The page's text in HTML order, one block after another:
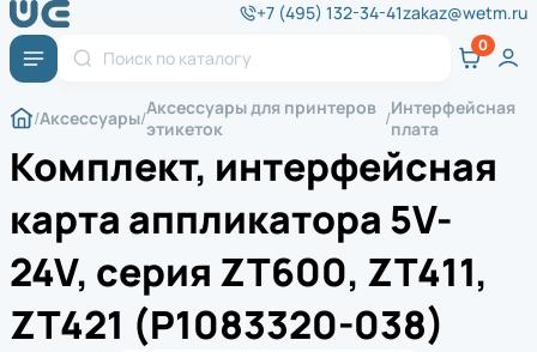
+7 (495) 132-34-41zakaz@wetm.ru
Аксессуары Аксессуары для принтеров
этикеток
Интерфейсная
плата
Комплект, интерфейсная
карта аппликатора 5V-
24V, серия ZT600, ZT411,
ZT421 (P1083320-038)